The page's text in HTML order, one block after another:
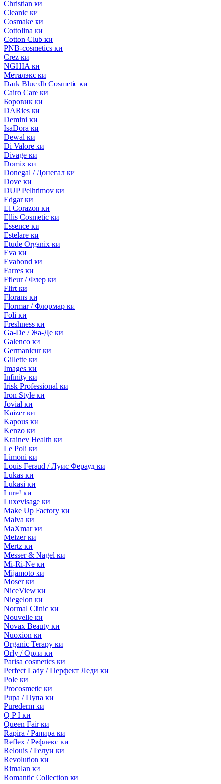
Christian ки
Cleanic ки
Cosmake ки
Cottolina ки
Cotton Club ки
PNB-cosmetics ки
Crez ки
NGHIA ки
Металэкс ки
Dark Blue db Cosmetic ки
Cairo Care ки
Боровик ки
DARies ки
Demini ки
IsaDora ки
Dewal ки
Di Valore ки
Divage ки
Domix ки
Donegal / Донегал ки
Dove ки
DUP Pelhrimov ки
Edgar ки
El Corazon ки
Ellis Cosmetic ки
Essence ки
Estelare ки
Etude Organix ки
Eva ки
Evabond ки
Farres ки
Ffleur / Флер ки
Flirt ки
Florans ки
Flormar / Флормар ки
Foli ки
Freshness ки
Ga-De / Жа-Де ки
Galenco ки
Germanicur ки
Gillette ки
Images ки
Infinity ки
Irisk Professional ки
Iron Style ки
Jovial ки
Kaizer ки
Kapous ки
Kenzo ки
Krainev Health ки
Le Poli ки
Limoni ки
Louis Feraud / Луис Ферауд ки
Lukas ки
Lukasi ки
Lure! ки
Luxevisage ки
Make Up Factory ки
Malva ки
MaXmar ки
Meizer ки
Mertz ки
Messer & Nagel ки
Mi-Ri-Ne ки
Mijamoto ки
Moser ки
NiceView ки
Niegelon ки
Normal Clinic ки
Nouvelle ки
Novax Beauty ки
Nuoxion ки
Organic Terapy ки
Orly / Орли ки
Parisa cosmetics ки
Perfect Lady / Перфект Леди ки
Pole ки
Procosmetic ки
Pupa / Пупа ки
Purederm ки
Q P I ки
Queen Fair ки
Rapira / Рапира ки
Reflex / Рефлекс ки
Relouis / Релуи ки
Revolution ки
Rimalan ки
Romantic Collection ки